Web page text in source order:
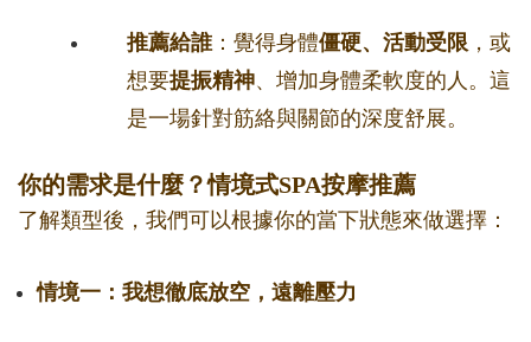
推薦給誰：覺得身體僵硬、活動受限 ，或
想要提振精神、增加身體柔軟度的人。這
是一場針對筋絡與關節的深度舒展。
你的需求是什麼？情境式SPA按摩推薦
了解類型後，我們可以根據你的當下狀態來做選擇：
情境一：我想徹底放空，遠離壓力